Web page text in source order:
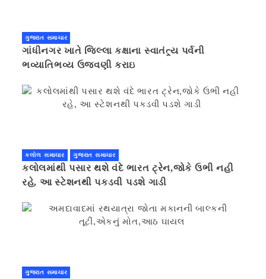
ગુજરાત સમાચાર
ગાંધીનગર ખાતે જિલ્લા કક્ષાના સ્વાતંત્ર્ય પર્વની
ભવ્યાતિભવ્ય ઉજવણી કરાઇ
કલોલ સમાચાર ગુજરાત સમાચાર
કલોલમાંથી પસાર થશે વંદે ભારત ટ્રેન,જોકે ઉભી નહી
રહે, આ સ્ટેશનથી પકડવી પડશે ગાડી
ગુજરાત સમાચાર